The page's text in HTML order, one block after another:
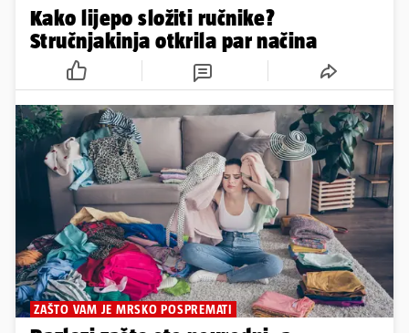
Kako lijepo složiti ručnike?
Stručnjakinja otkrila par načina
ZAŠTO VAM JE MRSKO POSPREMATI